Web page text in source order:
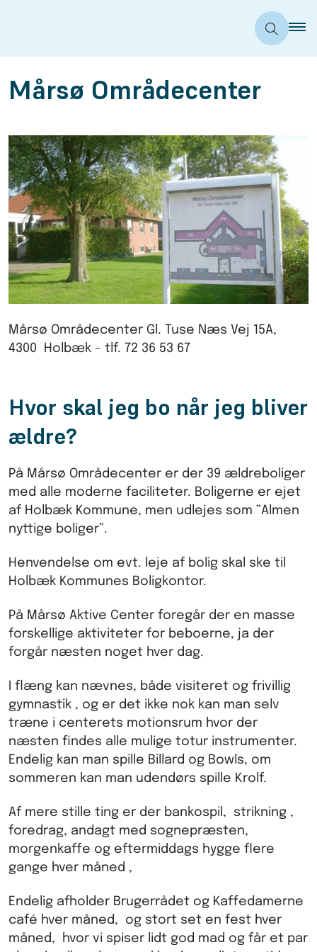
Mårsø Områdecenter
Mårsø Områdecenter Gl. Tuse Næs Vej 15A,
4300 Holbæk - tlf. 72 36 53 67
Hvor skal jeg bo når jeg bliver
ældre?
På Mårsø Områdecenter er der 39 ældreboliger
med alle moderne faciliteter. Boligerne er ejet
af Holbæk Kommune, men udlejes som ”Almen
nyttige boliger”.
Henvendelse om evt. leje af bolig skal ske til
Holbæk Kommunes Boligkontor.
På Mårsø Aktive Center foregår der en masse
forskellige aktiviteter for beboerne, ja der
forgår næsten noget hver dag.
I flæng kan nævnes, både visiteret og frivillig
gymnastik , og er det ikke nok kan man selv
træne i centerets motionsrum hvor der
næsten findes alle mulige totur instrumenter.
Endelig kan man spille Billard og Bowls, om
sommeren kan man udendørs spille Krolf.
Af mere stille ting er der bankospil, strikning ,
foredrag, andagt med sognepræsten,
morgenkaffe og eftermiddags hygge flere
gange hver måned ,
Endelig afholder Brugerrådet og Kaffedamerne
café hver måned, og stort set en fest hver
måned, hvor vi spiser lidt god mad og får et par